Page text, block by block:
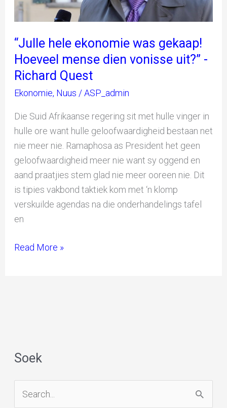
“Julle hele ekonomie was gekaap!
Hoeveel mense dien vonisse uit?” -
Richard Quest
Ekonomie, Nuus /ASP_admin
Die Suid Afrikaanse regering sit met hulle vinger in
hulle ore want hulle geloofwaardigheid bestaan net
nie meer nie. Ramaphosa as President het geen
geloofwaardigheid meer nie want sy oggend en
aand praatjies stem glad nie meer ooreen nie. Dit
is tipies vakbond taktiek kom met ‘n klomp
verskuilde agendas na die onderhandelings tafel
en
mense
dien
uit?”
-
Richard
Quest
Read More »
Soek